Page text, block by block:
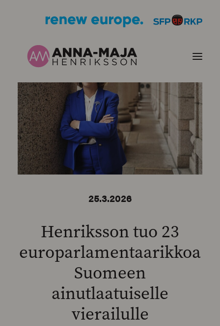
JULKAISUT
POLITIIKKANI
HENKILÖKUVA
SEARCH
25.3.2026
Henriksson tuo 23
europarlamentaarikkoa
Suomeen
ainutlaatuiselle
vierailulle